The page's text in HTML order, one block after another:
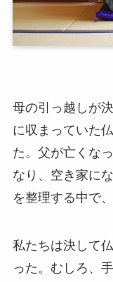
母の引っ越しが
に収まっていた
た。父が亡くな
なり、空き家に
を整理する中で
私たちは決して
った。むしろ、